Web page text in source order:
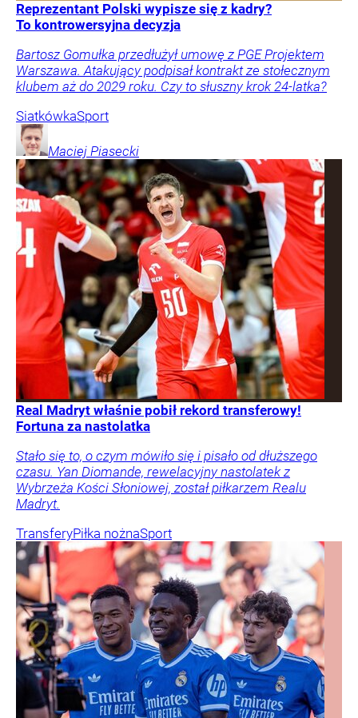
Reprezentant Polski wypisze się z kadry?
To kontrowersyjna decyzja
Bartosz Gomułka przedłużył umowę z PGE Projektem
Warszawa. Atakujący podpisał kontrakt ze stołecznym
klubem aż do 2029 roku. Czy to słuszny krok 24-latka?
SiatkówkaSport
Maciej Piasecki
Real Madryt właśnie pobił rekord transferowy!
Fortuna za nastolatka
Stało się to, o czym mówiło się i pisało od dłuższego
czasu. Yan Diomande, rewelacyjny nastolatek z
Wybrzeża Kości Słoniowej, został piłkarzem Realu
Madryt.
TransferyPiłka nożnaSport